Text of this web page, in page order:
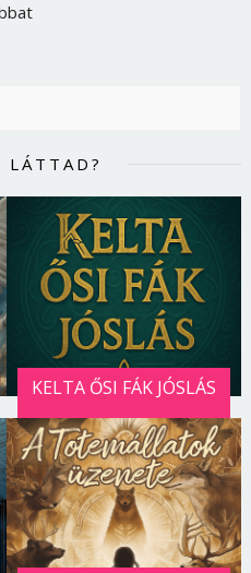
LÁTTAD?
KELTA ŐSI FÁK JÓSLÁS